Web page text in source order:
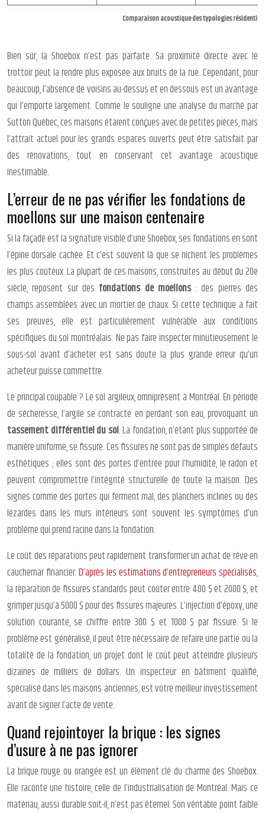
Comparaison acoustique des typologies
Bien sûr, la Shoebox n’est pas parfaite. Sa proximité directe avec le
trottoir peut la rendre plus exposée aux bruits de la rue. Cependant, pour
beaucoup, l’absence de voisins au-dessus et en dessous est un avantage
qui l’emporte largement. Comme le souligne une analyse du marché par
Sutton Québec, ces maisons étaient conçues avec de petites pièces, mais
l’attrait actuel pour les grands espaces ouverts peut être satisfait par
des rénovations, tout en conservant cet avantage acoustique
inestimable.
L’erreur de ne pas vérifier les fondations de
moellons sur une maison centenaire
Si la façade est la signature visible d’une Shoebox, ses fondations en sont
l’épine dorsale cachée. Et c’est souvent là que se nichent les problèmes
les plus coûteux. La plupart de ces maisons, construites au début du 20e
siècle, reposent sur des fondations de moellons: des pierres des
champs assemblées avec un mortier de chaux. Si cette technique a fait
ses preuves, elle est particulièrement vulnérable aux conditions
spécifiques du sol montréalais. Ne pas faire inspecter minutieusement le
sous-sol avant d’acheter est sans doute la plus grande erreur qu’un
acheteur puisse commettre.
Le principal coupable ? Le sol argileux, omniprésent à Montréal. En période
de sécheresse, l’argile se contracte en perdant son eau, provoquant un
tassement différentiel du sol. La fondation, n’étant plus supportée de
manière uniforme, se fissure. Ces fissures ne sont pas de simples défauts
esthétiques ; elles sont des portes d’entrée pour l’humidité, le radon et
peuvent compromettre l’intégrité structurelle de toute la maison. Des
signes comme des portes qui ferment mal, des planchers inclinés ou des
lézardes dans les murs intérieurs sont souvent les symptômes d’un
problème qui prend racine dans la fondation.
Le coût des réparations peut rapidement transformer un achat de rêve en
cauchemar financier.D’après les estimations d’entrepreneurs spécialisés,
la réparation de fissures standards peut coûter entre 400 $ et 2000 $, et
grimper jusqu’à 5000 $ pour des fissures majeures. L’injection d’époxy, une
solution courante, se chiffre entre 300 $ et 1000 $ par fissure. Si le
problème est généralisé, il peut être nécessaire de refaire une partie ou la
totalité de la fondation, un projet dont le coût peut atteindre plusieurs
dizaines de milliers de dollars. Un inspecteur en bâtiment qualifié,
spécialisé dans les maisons anciennes, est votre meilleur investissement
avant de signer l’acte de vente.
Quand rejointoyer la brique : les signes
d’usure à ne pas ignorer
La brique rouge ou orangée est un élément clé du charme des Shoebox.
Elle raconte une histoire, celle de l’industrialisation de Montréal. Mais ce
matériau, aussi durable soit-il, n’est pas éternel. Son véritable point faible